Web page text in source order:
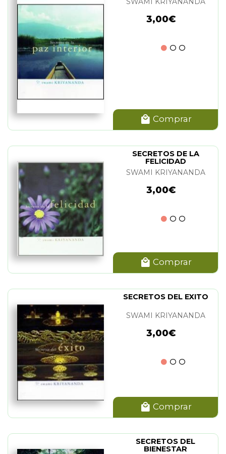
3,00€
Comprar
SECRETOS DE LA
FELICIDAD
SWAMI KRIYANANDA
3,00€
Comprar
SECRETOS DEL EXITO
SWAMI KRIYANANDA
3,00€
Comprar
SECRETOS DEL
BIENESTAR